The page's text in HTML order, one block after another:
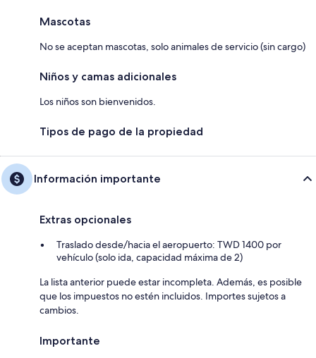
Mascotas
No se aceptan mascotas, solo animales de servicio (sin cargo)
Niños y camas adicionales
Los niños son bienvenidos.
Tipos de pago de la propiedad
Información importante
Extras opcionales
Traslado desde/hacia el aeropuerto: TWD 1400 por
vehículo (solo ida, capacidad máxima de 2)
La lista anterior puede estar incompleta. Además, es posible
que los impuestos no estén incluidos. Importes sujetos a
cambios.
Importante